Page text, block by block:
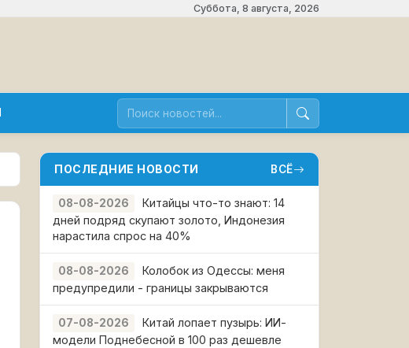
Суббота, 8 августа, 2026
ПОСЛЕДНИЕ НОВОСТИ ВСЁ
08-08-2026
Китайцы что-то знают: 14
дней подряд скупают золото, Индонезия
нарастила спрос на 40%
08-08-2026
Колобок из Одессы: меня
предупредили - границы закрываются
07-08-2026
Китай лопает пузырь: ИИ-
модели Поднебесной в 100 раз дешевле